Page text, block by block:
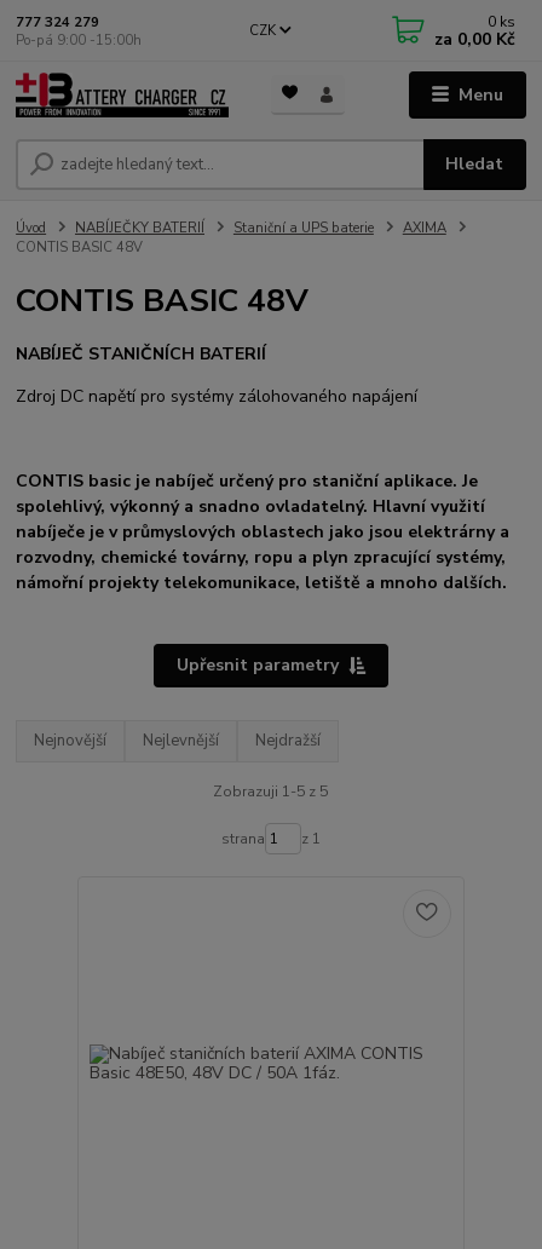
Menu
CZK
Hledat
777 324 279
Po-pá 9:00 -15:00h
0 ks
za 0,00 Kč
Úvod NABÍJEČKY BATERIÍ Staniční a UPS baterie
AXIMA
CONTIS BASIC 48V
CONTIS BASIC 48V
NABÍJEČ STANIČNÍCH BATERIÍ
Zdroj DC napětí pro systémy zálohovaného napájení
CONTIS basic je nabíječ určený pro staniční aplikace. Je
spolehlivý, výkonný a snadno ovladatelný. Hlavní využití
nabíječe je v průmyslových oblastech jako jsou elektrárny a
rozvodny, chemické továrny, ropu a plyn zpracující systémy,
námořní projekty telekomunikace, letiště a mnoho dalších.
Upřesnit parametry
Nejnovější Nejlevnější Nejdražší
Zobrazuji 1-5 z 5
strana z 1